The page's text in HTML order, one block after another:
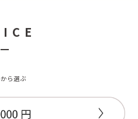
－
ら選ぶ